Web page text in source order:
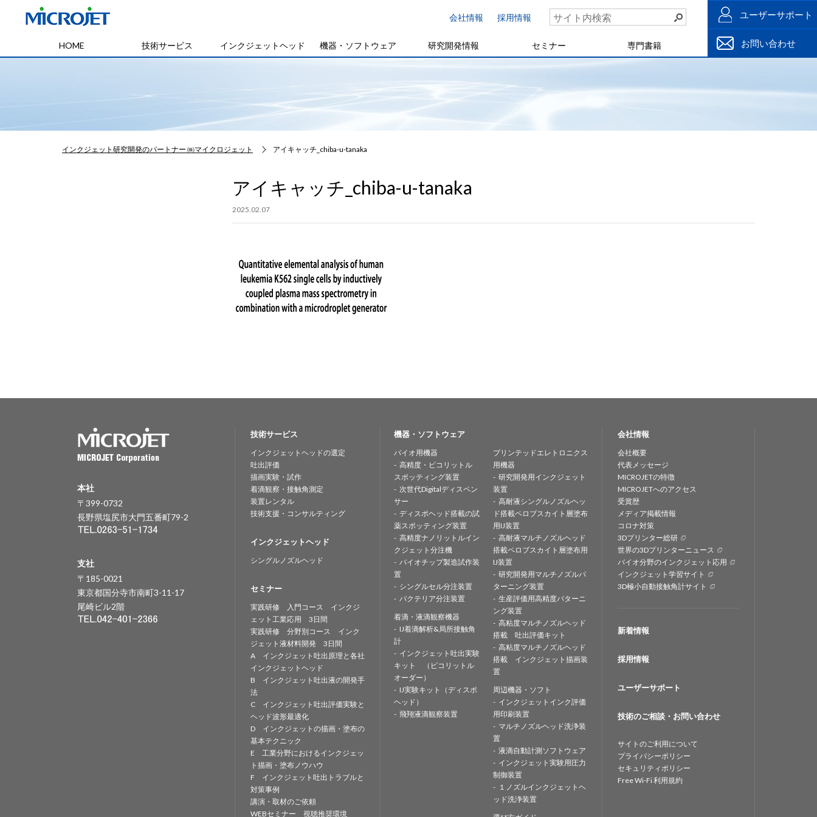
会社情報 採用情報
HOME 技術サービス インクジェットヘッド 機器・ソフトウェア 研究開発情報 セミナー 専門書籍
ユーザーサポート
お問い合わせ
インクジェット研究開発のパートナー ㈱マイクロジェット アイキャッチ_chiba-u-tanaka
アイキャッチ_chiba-u-tanaka
2025.02.07
本社
〒399-0732
長野県塩尻市大門五番町79-2
支社
〒185-0021
東京都国分寺市南町3-11-17
尾崎ビル2階
技術サービス
インクジェットヘッドの選定
吐出評価
描画実験・試作
着滴観察・接触角測定
装置レンタル
技術支援・コンサルティング
インクジェットヘッド
シングルノズルヘッド
セミナー
実践研修 入門コース インクジ
ェット工業応用 3日間
実践研修 分野別コース インク
ジェット液材料開発 3日間
A インクジェット吐出原理と各社
インクジェットヘッド
B インクジェット吐出液の開発手
法
C インクジェット吐出評価実験と
ヘッド波形最適化
D インクジェットの描画・塗布の
基本テクニック
E 工業分野におけるインクジェッ
ト描画・塗布ノウハウ
F インクジェット吐出トラブルと
対策事例
講演・取材のご依頼
WEBセミナー 視聴推奨環境
機器・ソフトウェア
バイオ用機器
高精度・ピコリットル
スポッティング装置
次世代Digitalディスペン
サー
ディスポヘッド搭載の試
薬スポッティング装置
高精度ナノリットルイン
クジェット分注機
バイオチップ製造試作装
置
シングルセル分注装置
バクテリア分注装置
着滴・液滴観察機器
IJ着滴解析&局所接触角
計
インクジェット吐出実験
キット （ピコリットル
オーダー）
IJ実験キット（ディスポ
ヘッド）
飛翔液滴観察装置
プリンテッドエレトロニクス
用機器
研究開発用インクジェット
装置
高耐液シングルノズルヘッ
ド搭載ペロブスカイト層塗布
用IJ装置
高耐液マルチノズルヘッド
搭載ペロブスカイト層塗布用
IJ装置
研究開発用マルチノズルパ
ターニング装置
生産評価用高精度パターニ
ング装置
高粘度マルチノズルヘッド
搭載 吐出評価キット
高粘度マルチノズルヘッド
搭載 インクジェット描画装
置
周辺機器・ソフト
インクジェットインク評価
用印刷装置
マルチノズルヘッド洗浄装
置
液滴自動計測ソフトウェア
インクジェット実験用圧力
制御装置
１ノズルインクジェットヘ
ッド洗浄装置
会社情報
会社概要
代表メッセージ
MICROJETの特徴
MICROJETへのアクセス
受賞歴
メディア掲載情報
コロナ対策
3Dプリンター総研
世界の3Dプリンターニュース
バイオ分野のインクジェット応用
インクジェット学習サイト
3D極小自動接触角計サイト
新着情報
採用情報
ユーザーサポート
技術のご相談・お問い合わせ
サイトのご利用について
プライバシーポリシー
セキュリティポリシー
Free Wi-Fi 利用規約